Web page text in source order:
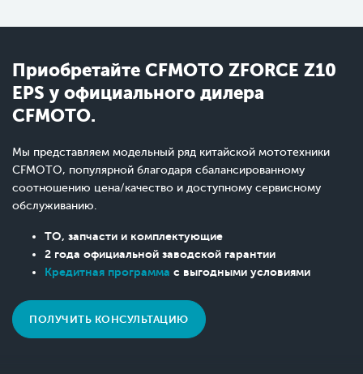
Приобретайте CFMOTO ZFORCE Z10
EPS у официального дилера
CFMOTO.
Мы представляем модельный ряд китайской мототехники
CFMOTO, популярной благодаря сбалансированному
соотношению цена/качество и доступному сервисному
обслуживанию.
ТО, запчасти и комплектующие
2 года официальной заводской гарантии
Кредитная программа с выгодными условиями
ПОЛУЧИТЬ КОНСУЛЬТАЦИЮ